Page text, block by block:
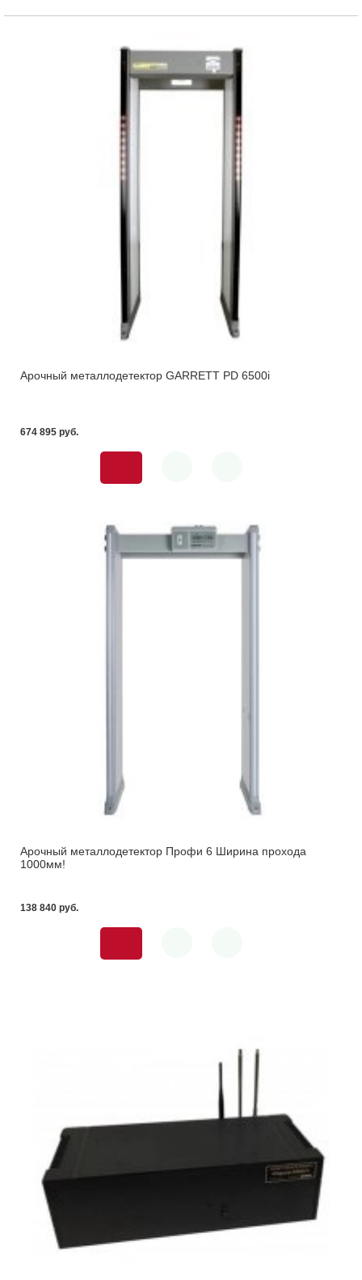
Арочный металлодетектор GARRETT PD 6500i
674 895 pуб.
Арочный металлодетектор Профи 6 Ширина прохода
1000мм!
138 840 pуб.